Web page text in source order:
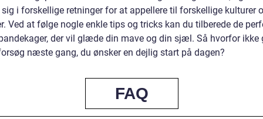
i forskellige retninger for at appellere til forskellige kulturer
Ved at følge nogle enkle tips og tricks kan du tilberede de
der vil glæde din mave og din sjæl. Så hvorfor ikke
næste gang, du ønsker en dejlig start på dagen?
FAQ